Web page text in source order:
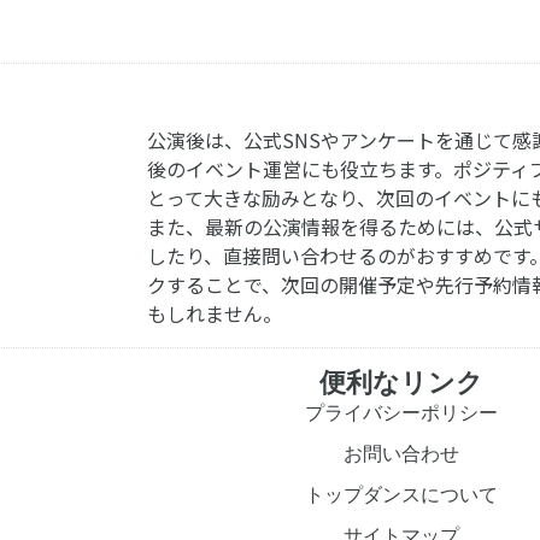
公演後は、公式SNSやアンケートを通じて
後のイベント運営にも役立ちます。ポジテ
とって大きな励みとなり、次回のイベント
また、最新の公演情報を得るためには、公
したり、直接問い合わせるのがおすすめで
クすることで、次回の開催予定や先行予約
もしれません。
便利なリンク
プライバシーポリシー
お問い合わせ
トップダンスについて